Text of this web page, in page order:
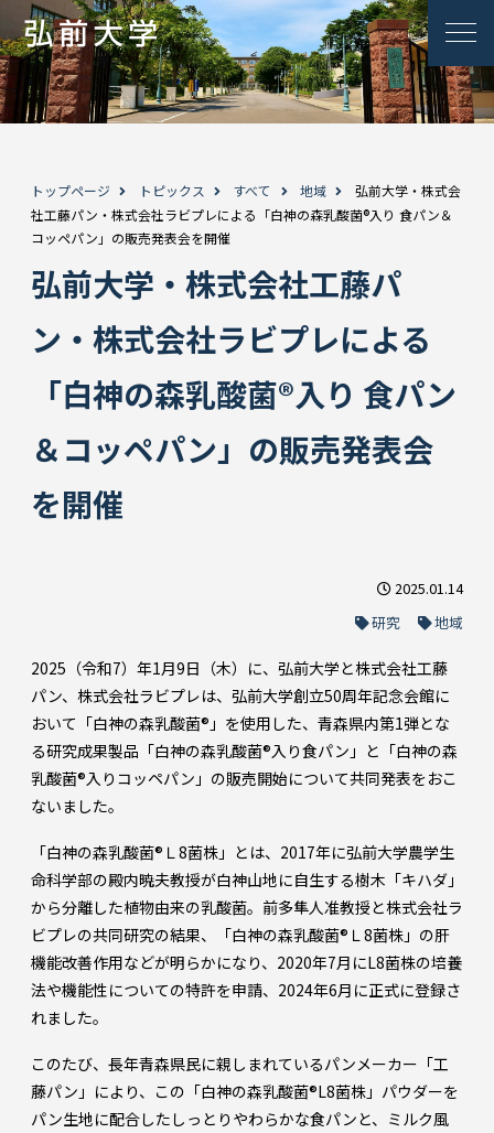
トップページ トピックス すべて 地域
弘前大学・株式会
社工藤パン・株式会社ラビプレによる「白神の森乳酸菌®入り 食パン＆
コッペパン」の販売発表会を開催
弘前大学・株式会社工藤パ
ン・株式会社ラビプレによる
「白神の森乳酸菌®入り 食パン
＆コッペパン」の販売発表会
を開催
2025.01.14
研究
地域
2025（令和7）年1月9日（木）に、弘前大学と株式会社工藤
パン、株式会社ラビプレは、弘前大学創立50周年記念会館に
おいて「白神の森乳酸菌®」を使用した、青森県内第1弾とな
る研究成果製品「白神の森乳酸菌®入り食パン」と「白神の森
乳酸菌®入りコッペパン」の販売開始について共同発表をおこ
ないました。
「白神の森乳酸菌®Ｌ8菌株」とは、2017年に弘前大学農学生
命科学部の殿内暁夫教授が白神山地に自生する樹木「キハダ」
から分離した植物由来の乳酸菌。前多隼人准教授と株式会社ラ
ビプレの共同研究の結果、「白神の森乳酸菌®Ｌ8菌株」の肝
機能改善作用などが明らかになり、2020年7月にL8菌株の培養
法や機能性についての特許を申請、2024年6月に正式に登録さ
れました。
このたび、長年青森県民に親しまれているパンメーカー「工
藤パン」により、この「白神の森乳酸菌®L8菌株」パウダーを
パン生地に配合したしっとりやわらかな食パンと、ミルク風